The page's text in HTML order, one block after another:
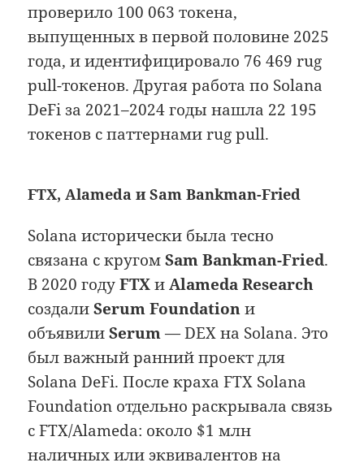
проверило 100 063 токена,
выпущенных в первой половине 2025
года, и идентифицировало 76 469 rug
pull-токенов. Другая работа по Solana
DeFi за 2021–2024 годы нашла 22 195
токенов с паттернами rug pull.
FTX, Alameda и Sam Bankman-Fried
Solana исторически была тесно
связана с кругомSam Bankman-Fried.
В 2020 годуFTXиAlameda Research
создалиSerum Foundationи
объявилиSerum— DEX на Solana. Это
был важный ранний проект для
Solana DeFi. После краха FTX Solana
Foundation отдельно раскрывала связь
с FTX/Alameda: около $1 млн
наличных или эквивалентов на